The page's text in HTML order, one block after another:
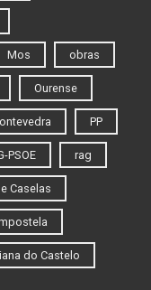
Mos obras
Ourense
PP
PSOE rag
Caselas
do Castelo